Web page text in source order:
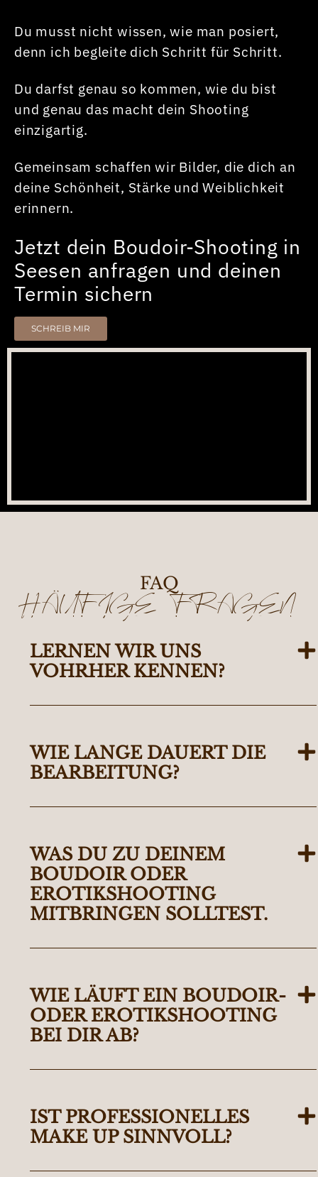
Du musst nicht wissen, wie man posiert,
denn ich begleite dich Schritt für Schritt.
Du darfst genau so kommen, wie du bist
und genau das macht dein Shooting
einzigartig.
Gemeinsam schaffen wir Bilder, die dich an
deine Schönheit, Stärke und Weiblichkeit
erinnern.
Jetzt dein Boudoir-Shooting in
Seesen anfragen und deinen
Termin sichern
SCHREIB MIR
FAQ
HÄUFIGE FRAGEN
LERNEN WIR UNS
VOHRHER KENNEN?
WIE LANGE DAUERT DIE
BEARBEITUNG?
WAS DU ZU DEINEM
BOUDOIR ODER
EROTIKSHOOTING
MITBRINGEN SOLLTEST.
WIE LÄUFT EIN BOUDOIR-
ODER EROTIKSHOOTING
BEI DIR AB?
IST PROFESSIONELLES
MAKE UP SINNVOLL?